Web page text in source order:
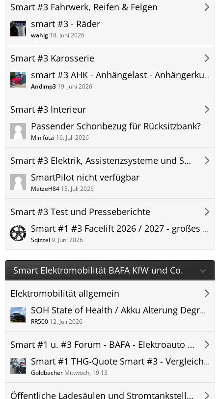
Smart #3 Fahrwerk, Reifen & Felgen
smart #3 - Räder
wahlg 18. Juni 2026
Smart #3 Karosserie
smart #3 AHK - Anhängelast - Anhängerkupplung nachrüsten - Zubehör.
Andimp3 19. Juni 2026
Smart #3 Interieur
Passender Schonbezug für Rücksitzbank?
Minifutzi 16. Juli 2026
Smart #3 Elektrik, Assistenzsysteme und Software
SmartPilot nicht verfügbar
MatzeH84 13. Juli 2026
Smart #3 Test und Presseberichte
Smart #1 #3 Facelift 2026 / 2027 - großes Modelljahr Update - Hardware Änderungen
Sqizzel 9. Juni 2026
Smart Elektromobilität BAFA KfW und Co.
Elektromobilität allgemein
SOH State of Health / Akku Alterung Degradation / Smart #1 Auswirkung auf Reichweite Erfahrungen
RR500 12. Juli 2026
Smart #1 u. #3 Forum - BAFA - Elektroauto Prämie: Förderung THG Quotenhandel Elektroauto
Smart #1 THG-Quote Smart #3 - Vergleich THG Handel - Prämie beantragen 2024 2025
Goldbacher Mittwoch, 19:13
Öffentliche Ladesäulen und Stromtankstellen